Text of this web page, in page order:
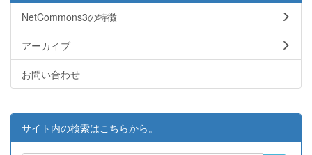
NetCommons3の特徴
アーカイブ
お問い合わせ
サイト内の検索はこちらから。